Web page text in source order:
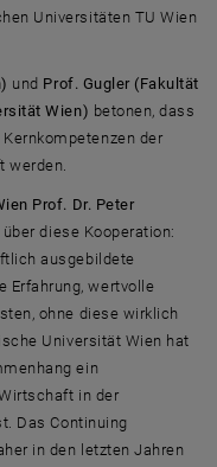
Universitäten TU Wien
und Prof. Gugler (Fakultät
Wien) betonen, dass
der
werden.
Prof. Dr. Peter
diese Kooperation:
ausgebildete
Erfahrung, wertvolle
ohne diese wirklich
Universität Wien hat
ein
in der
Das Continuing
in den letzten Jahren